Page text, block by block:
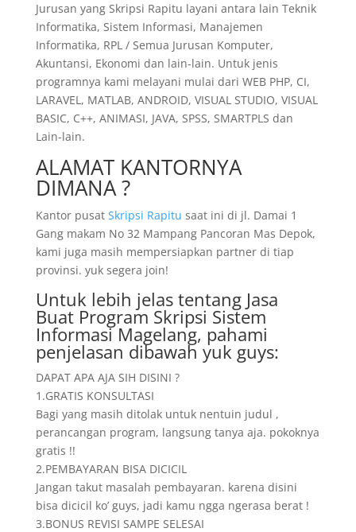
Jurusan yang Skripsi Rapitu layani antara lain Teknik
Informatika, Sistem Informasi, Manajemen
Informatika, RPL / Semua Jurusan Komputer,
Akuntansi, Ekonomi dan lain-lain. Untuk jenis
programnya kami melayani mulai dari WEB PHP, CI,
LARAVEL, MATLAB, ANDROID, VISUAL STUDIO, VISUAL
BASIC, C++, ANIMASI, JAVA, SPSS, SMARTPLS dan
Lain-lain.
ALAMAT KANTORNYA
DIMANA ?
Kantor pusat Skripsi Rapitu saat ini di jl. Damai 1
Gang makam No 32 Mampang Pancoran Mas Depok,
kami juga masih mempersiapkan partner di tiap
provinsi. yuk segera join!
Untuk lebih jelas tentang Jasa
Buat Program Skripsi Sistem
Informasi Magelang, pahami
penjelasan dibawah yuk guys:
DAPAT APA AJA SIH DISINI ?
1.GRATIS KONSULTASI
Bagi yang masih ditolak untuk nentuin judul ,
perancangan program, langsung tanya aja. pokoknya
gratis !!
2.PEMBAYARAN BISA DICICIL
Jangan takut masalah pembayaran. karena disini
bisa dicicil ko’ guys, jadi kamu ngga ngerasa berat !
3.BONUS REVISI SAMPE SELESAI